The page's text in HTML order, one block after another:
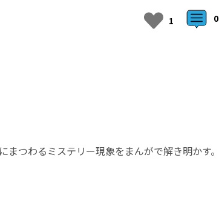
1 0
つわるミステリー現象をまんがで解き明かす。